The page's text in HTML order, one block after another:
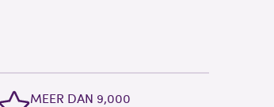
MEER DAN 9,000